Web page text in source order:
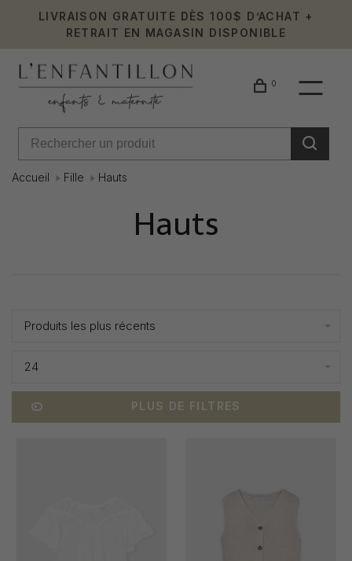
LIVRAISON GRATUITE DÈS 100$ D’ACHAT +
RETRAIT EN MAGASIN DISPONIBLE
0
Accueil Fille Hauts
Hauts
Produits les plus récents
24
PLUS DE FILTRES